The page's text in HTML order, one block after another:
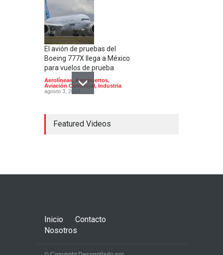
El avión de pruebas del
Boeing 777X llega a México
para vuelos de prueba
Aerolíneas, Aeropuertos,
Aviación Comercial, Industria
agosto 3, 2024
Guadalajara inaugura una
Featured Videos
Inicio
Contacto
Nosotros